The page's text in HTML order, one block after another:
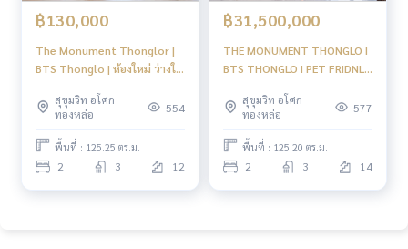
Donki Mall : 1.5 กม.
Tops ทองหล่อ : 1.6 กม.
Fifty Fifth Avenue : 1.8 กม.
Big C เอกมัย : 2.0 กม.
Park Lane : 2.8 กม.
Emporium : 3.4 กม.
The EmQuatier : 3.5 กม.
฿130,000
The Monument Thonglor |
BTS Thonglo | ห้องใหม่ ว่างให้
สุขุมวิท อโศก
ทองหล่อ
554
พื้นที่ : 125.25 ตร.ม.
2 3 12
฿31,500,000
THE MONUMENT THONGLO I
BTS THONGLO I PET FRIDNLY
THONGLOR I #HL
สุขุมวิท อโศก
ทองหล่อ
577
พื้นที่ : 125.20 ตร.ม.
2 3 14